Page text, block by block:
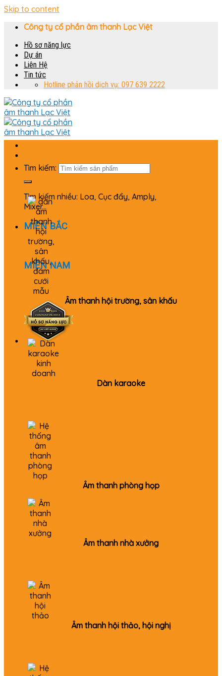
Skip to content
Công ty cổ phần âm thanh Lạc Việt
Hồ sơ năng lực
Dự án
Liên Hệ
Tin tức
Hotline phản hồi dịch vụ: 097 639 2222
Tìm kiếm:
Tìm kiếm nhiều: Loa, Cục đẩy, Amply,
Mixer...
MIỀN BẮC
0982 655 355
MIỀN NAM
0979 520 980
Âm thanh hội trường, sân khấu
Dàn karaoke
Âm thanh phòng họp
Âm thanh nhà xưởng
Âm thanh hội thảo, hội nghị